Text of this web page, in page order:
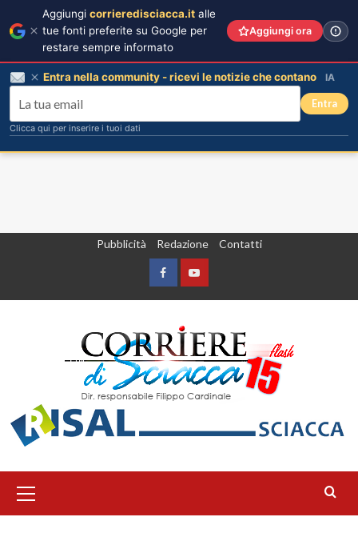
Pubblicità Redazione Contatti
FacebookYountube
principale
Aggiungi corrieredisciacca.it alle
tue fonti preferite su Google per
restare sempre informato
Aggiungi ora
Entra nella community - ricevi le notizie che contano IA
Entra
Clicca qui per inserire i tuoi dati